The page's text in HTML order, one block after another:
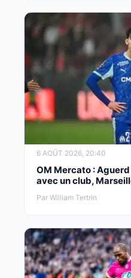
6 AOÛT 2026, 20:40
OM Mercato : Aguerd
avec un club,
Par William Tertrin